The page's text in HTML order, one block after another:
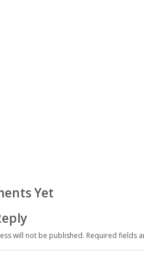
Yet
will not be published. Required fields